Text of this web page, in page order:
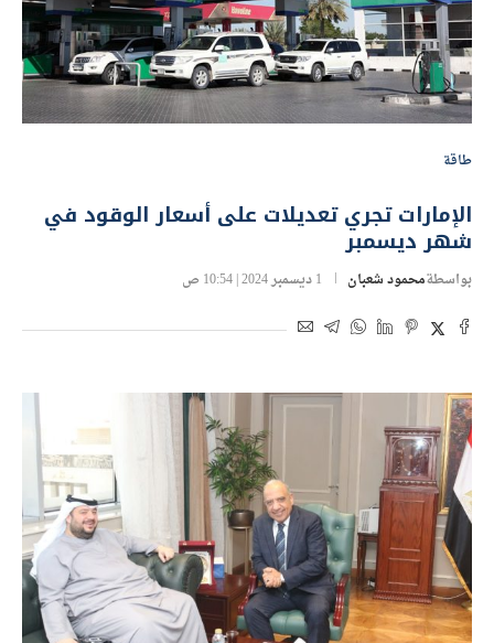
طاقة
الإمارات تجري تعديلات على أسعار الوقود في
شهر ديسمبر
بواسطةمحمود شعبان 1 ديسمبر 2024 | 10:54 ص